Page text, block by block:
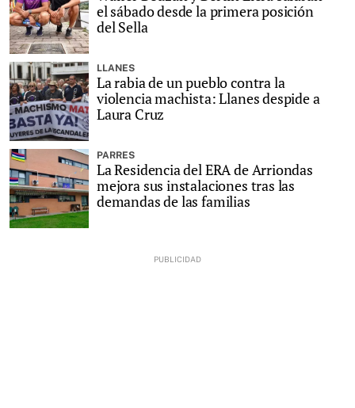
el sábado desde la primera posición
del Sella
LLANES
La rabia de un pueblo contra la
violencia machista: Llanes despide a
Laura Cruz
PARRES
La Residencia del ERA de Arriondas
mejora sus instalaciones tras las
demandas de las familias